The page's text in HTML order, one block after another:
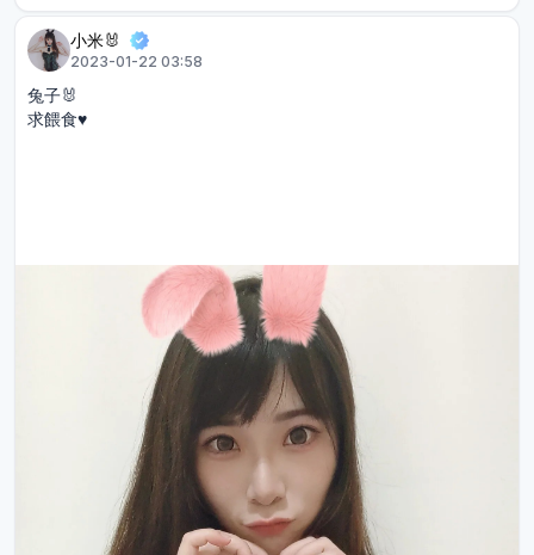
小米🐰
2023-01-22 03:58
兔子🐰
求餵食♥️